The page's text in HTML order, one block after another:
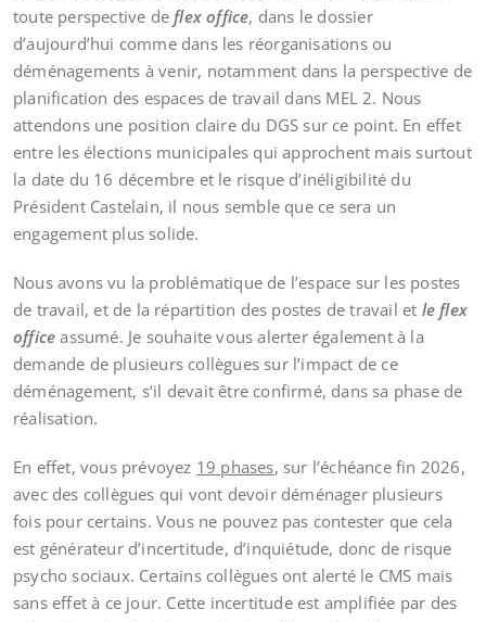
toute perspective deflex office, dans le dossier
d’aujourd’hui comme dans les réorganisations ou
déménagements à venir, notamment dans la perspective de
planification des espaces de travail dans MEL 2. Nous
attendons une position claire du DGS sur ce point. En effet
entre les élections municipales qui approchent mais surtout
la date du 16 décembre et le risque d’inéligibilité du
Président Castelain, il nous semble que ce sera un
engagement plus solide.
Nous avons vu la problématique de l’espace sur les postes
de travail, et de la répartition des postes de travail et le flex
office assumé. Je souhaite vous alerter également à la
demande de plusieurs collègues sur l’impact de ce
déménagement, s’il devait être confirmé, dans sa phase de
réalisation.
En effet, vous prévoyez 19 phases, sur l’échéance fin 2026,
avec des collègues qui vont devoir déménager plusieurs
fois pour certains. Vous ne pouvez pas contester que cela
est générateur d’incertitude, d’inquiétude, donc de risque
psycho sociaux. Certains collègues ont alerté le CMS mais
sans effet à ce jour. Cette incertitude est amplifiée par des